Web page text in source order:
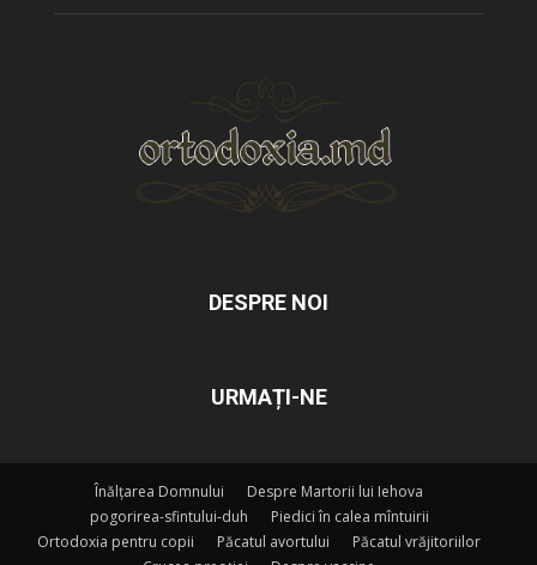
DESPRE NOI
URMAȚI-NE
Înălțarea Domnului
Despre Martorii lui Iehova
pogorirea-sfintului-duh
Piedici în calea mîntuirii
Ortodoxia pentru copii
Păcatul avortului
Păcatul vrăjitoriilor